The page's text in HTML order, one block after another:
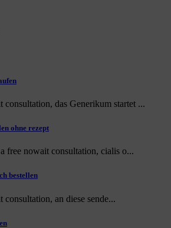
consultation, das Generikum startet ...
ohne rezept
free nowait consultation, cialis o...
bestellen
consultation, an diese sende...